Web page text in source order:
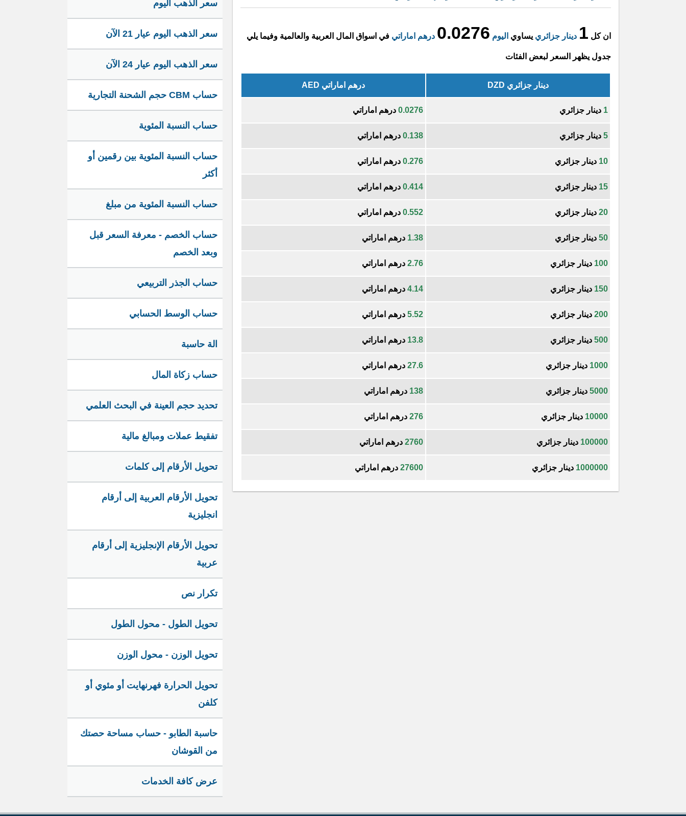
ان كل 1 دينار جزائري يساوي اليوم 0.0276 درهم اماراتي في اسواق المال العربية والعالمية وفيما يلي
جدول يظهر السعر لبعض الفئات
دينار جزائري DZD درهم اماراتي AED
1 دينار جزائري 0.0276 درهم اماراتي
5 دينار جزائري 0.138 درهم اماراتي
10 دينار جزائري 0.276 درهم اماراتي
15 دينار جزائري 0.414 درهم اماراتي
20 دينار جزائري 0.552 درهم اماراتي
50 دينار جزائري 1.38 درهم اماراتي
100 دينار جزائري 2.76 درهم اماراتي
150 دينار جزائري 4.14 درهم اماراتي
200 دينار جزائري 5.52 درهم اماراتي
500 دينار جزائري 13.8 درهم اماراتي
1000 دينار جزائري 27.6 درهم اماراتي
5000 دينار جزائري 138 درهم اماراتي
10000 دينار جزائري 276 درهم اماراتي
100000 دينار جزائري 2760 درهم اماراتي
1000000 دينار جزائري 27600 درهم اماراتي
سعر الذهب اليوم
سعر الذهب اليوم عيار 21 الآن
سعر الذهب اليوم عيار 24 الآن
حساب CBM حجم الشحنة التجارية
حساب النسبة المئوية
حساب النسبة المئوية بين رقمين أو
أكثر
حساب النسبة المئوية من مبلغ
حساب الخصم - معرفة السعر قبل
وبعد الخصم
حساب الجذر التربيعي
حساب الوسط الحسابي
الة حاسبة
حساب زكاة المال
تحديد حجم العينة في البحث العلمي
تفقيط عملات ومبالغ مالية
تحويل الأرقام إلى كلمات
تحويل الأرقام العربية إلى أرقام
انجليزية
تحويل الأرقام الإنجليزية إلى أرقام
عربية
تكرار نص
تحويل الطول - محول الطول
تحويل الوزن - محول الوزن
تحويل الحرارة فهرنهايت أو مئوي أو
كلفن
حاسبة الطابو - حساب مساحة حصتك
من القوشان
عرض كافة الخدمات